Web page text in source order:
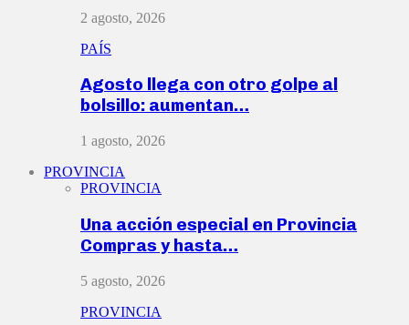
2 agosto, 2026
PAÍS
Agosto llega con otro golpe al
bolsillo: aumentan…
1 agosto, 2026
PROVINCIA
PROVINCIA
Una acción especial en Provincia
Compras y hasta…
5 agosto, 2026
PROVINCIA